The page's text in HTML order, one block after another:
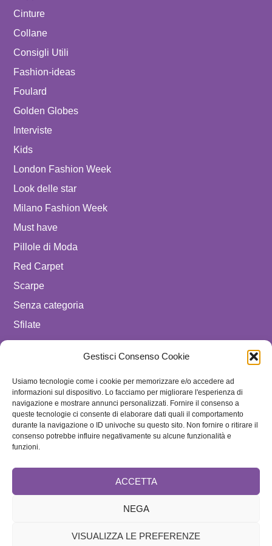
Gestisci Consenso Cookie
Usiamo tecnologie come i cookie per memorizzare e/o accedere ad
informazioni sul dispositivo. Lo facciamo per migliorare l'esperienza di
navigazione e mostrare annunci personalizzati. Fornire il consenso a
queste tecnologie ci consente di elaborare dati quali il comportamento
durante la navigazione o ID univoche su questo sito. Non fornire o ritirare il
consenso potrebbe influire negativamente su alcune funzionalità e
funzioni.
ACCETTA
NEGA
VISUALIZZA LE PREFERENZE
Cinture
Collane
Consigli Utili
Fashion-ideas
Foulard
Golden Globes
Interviste
Kids
London Fashion Week
Look delle star
Milano Fashion Week
Must have
Pillole di Moda
Red Carpet
Scarpe
Senza categoria
Sfilate
Uomo
SEGUICI SU
ISCRIVITI ALLA NEWSLETTER